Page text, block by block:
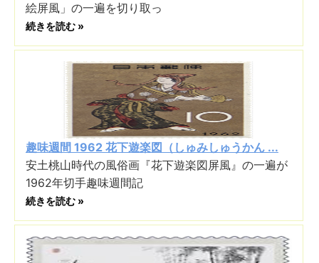
絵屏風」の一遍を切り取っ
続きを読む »
趣味週間 1962 花下遊楽図（しゅみしゅうかん ...
安土桃山時代の風俗画『花下遊楽図屏風』の一遍が
1962年切手趣味週間記
続きを読む »